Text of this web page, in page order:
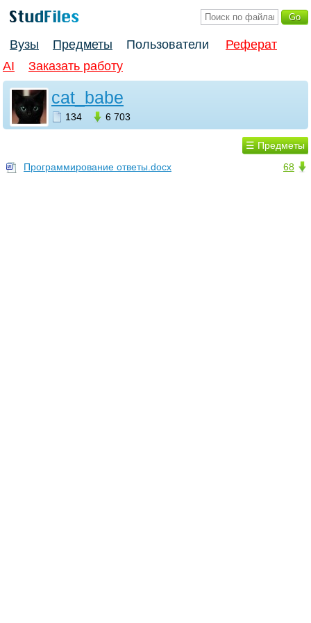
Вузы Предметы Пользователи
Реферат
AI
Заказать работу
cat_babe
134 6 703
☰ Предметы
68
Программирование ответы.docx